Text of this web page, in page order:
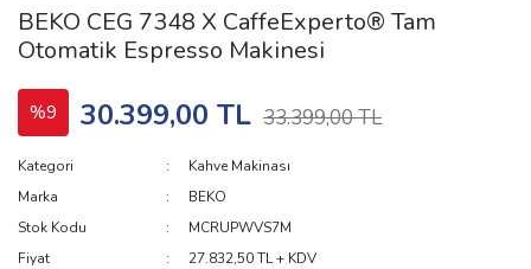
BEKO CEG 7348 X CaffeExperto® Tam
Otomatik Espresso Makinesi
%9 30.399,00 TL 33.399,00 TL
Kategori
Kahve Makinası
Marka
BEKO
Stok Kodu
MCRUPWVS7M
Fiyat
27.832,50 TL + KDV